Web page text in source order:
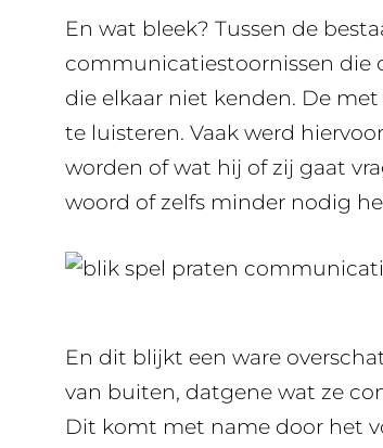
En wat bleek? Tussen de
communicatiestoornissen
die elkaar niet kenden. De
te luisteren. Vaak werd
worden of wat hij of zij gaat
woord of zelfs minder nodig
En dit blijkt een ware
van buiten, datgene wat ze
Dit komt met name door het